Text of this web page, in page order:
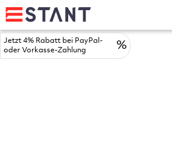
Jetzt 4% Rabatt bei PayPal-
oder Vorkasse-Zahlung
%